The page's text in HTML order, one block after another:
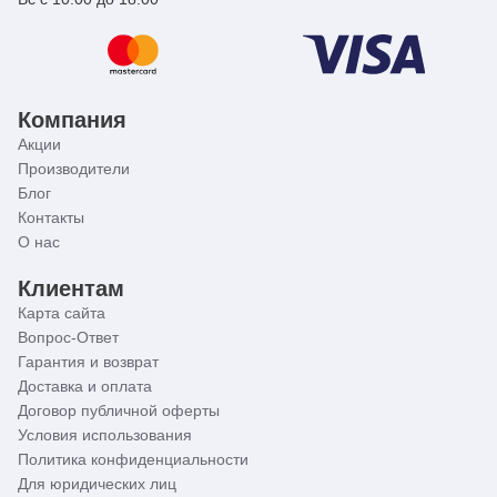
Компания
Акции
Производители
Блог
Контакты
О нас
Клиентам
Карта сайта
Вопрос-Ответ
Гарантия и возврат
Доставка и оплата
Договор публичной оферты
Условия использования
Политика конфиденциальности
Для юридических лиц